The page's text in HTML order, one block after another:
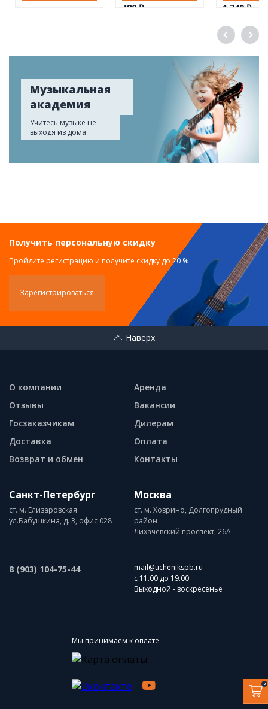
480 ₽ 1 740 ₽
Музыкальная
академия
Учитесь музыке не
выходя из дома
Получить персональную скидку
Пройдите регистрацию и получите скидку до 20 %
Зарегистрироваться
Наверх
О компании
Отзывы
Госзаказчикам
Доставка
Возврат и обмен
Аренда
Вакансии
Дилерам
Оплата
Контакты
Санкт-Петербург
ст. м. Елизаровская
ул.Бабушкина, д. 3, офис 028
Москва
ст. м. Ховрино, Долгопрудный
район
Лихачевский проспект, 26А
8 (903) 104-75-44
mail@uchenikspb.ru
с 11.00 до 19.00
Выходной - воскресенье
Мы принимаем к оплате
0